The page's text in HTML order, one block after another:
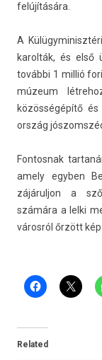
felújítására.
A
karol­ták, és első
további 1 millió
múzeum
közösségépítő
ország
Fon­tosnak
amely egyb­en
zájárul­jon a
számára a lelki
városról őrzött
Related